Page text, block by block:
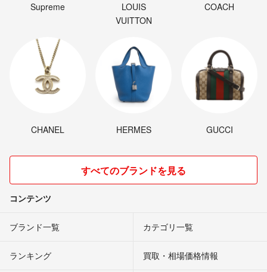
Supreme
LOUIS
VUITTON
COACH
CHANEL HERMES GUCCI
すべてのブランドを見る
コンテンツ
ブランド一覧 カテゴリ一覧
ランキング 買取・相場価格情報